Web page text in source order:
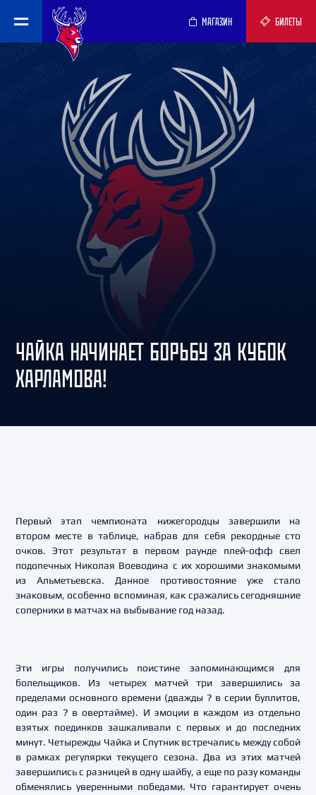
МАГАЗИН БИЛЕТЫ
ЧАЙКА НАЧИНАЕТ БОРЬБУ ЗА КУБОК
ХАРЛАМОВА!
Первый этап чемпионата нижегородцы завершили на
втором месте в таблице, набрав для себя рекордные сто
очков. Этот результат в первом раунде плей-офф свел
подопечных Николая Воеводина с их хорошими знакомыми
из Альметьевска. Данное противостояние уже стало
знаковым, особенно вспоминая, как сражались сегодняшние
соперники в матчах на выбывание год назад.
Эти игры получились поистине запоминающимся для
болельщиков. Из четырех матчей три завершились за
пределами основного времени (дважды ? в серии буллитов,
один раз ? в овертайме). И эмоции в каждом из отдельно
взятых поединков зашкаливали с первых и до последних
минут. Четырежды Чайка и Спутник встречались между собой
в рамках регулярки текущего сезона. Два из этих матчей
завершились с разницей в одну шайбу, а еще по разу команды
обменялись уверенными победами. Что гарантирует очень